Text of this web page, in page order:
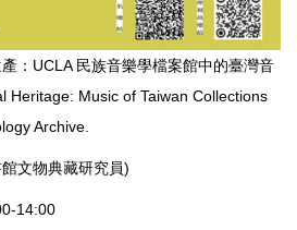
：UCLA 民族音樂學檔案館中的臺灣音
Heritage: Music of Taiwan Collections
Archive.
文物典藏研究員)
14:00